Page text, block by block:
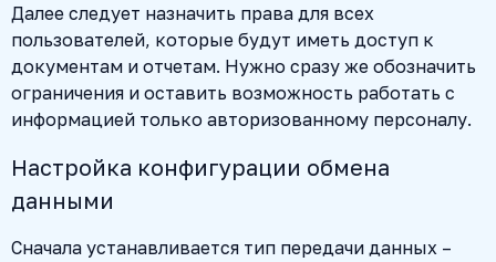
Далее следует назначить права для всех
пользователей, которые будут иметь доступ к
документам и отчетам. Нужно сразу же обозначить
ограничения и оставить возможность работать с
информацией только авторизованному персоналу.
Настройка конфигурации обмена
данными
Сначала устанавливается тип передачи данных –